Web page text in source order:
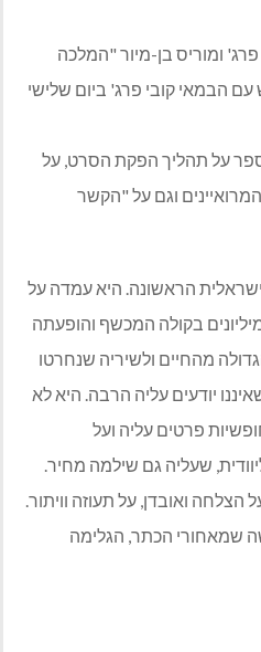
ומוריס בן-מיור "המלכה
הבמאי קובי פרג' ביום שלישי
על תהליך הפקת הסרט, על
וגם על "הקשר
הראשונה. היא עמדה על
בקולה המכשף והופעתה
מהחיים ולשיריה שנחרטו
יודעים עליה הרבה. היא לא
פרטים עליה ועל
שעליה גם שילמה מחיר.
הצלחה ואובדן, על תעוזה וויתור.
שמאחורי הכתר, הגלימה